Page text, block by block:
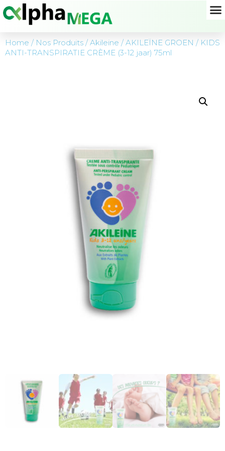
Home / Nos Produits / Akileine / AKILEÏNE GROEN / KIDS
ANTI-TRANSPIRATIE CRÈME (3-12 jaar) 75ml